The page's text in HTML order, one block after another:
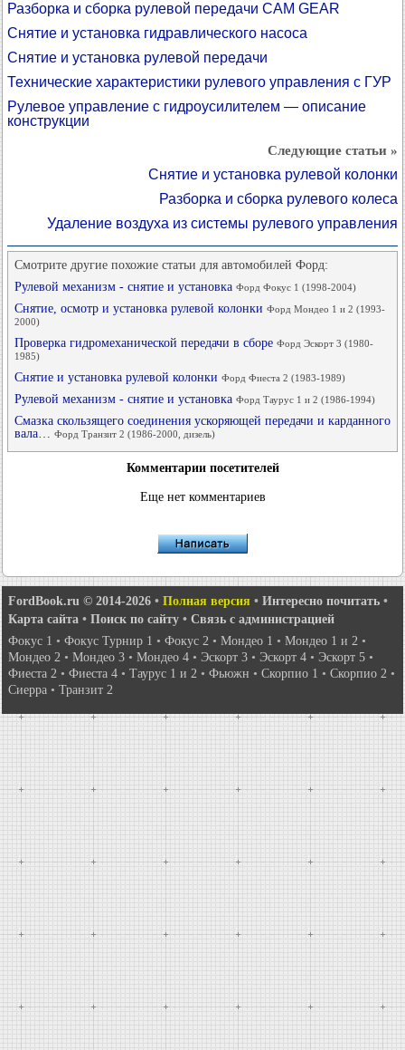
Разборка и сборка рулевой передачи CAM GEAR
Снятие и установка гидравлического насоса
Снятие и установка рулевой передачи
Технические характеристики рулевого управления с ГУР
Рулевое управление с гидроусилителем — описание
конструкции
Следующие статьи »
Снятие и установка рулевой колонки
Разборка и сборка рулевого колеса
Удаление воздуха из системы рулевого управления
Смотрите другие похожие статьи для автомобилей Форд:
Рулевой механизм - снятие и установка Форд Фокус 1 (1998-2004)
Снятие, осмотр и установка рулевой колонки Форд Мондео 1 и 2 (1993-
2000)
Проверка гидромеханической передачи в сборе Форд Эскорт 3 (1980-
1985)
Снятие и установка рулевой колонки Форд Фиеста 2 (1983-1989)
Рулевой механизм - снятие и установка Форд Таурус 1 и 2 (1986-1994)
Смазка скользящего соединения ускоряющей передачи и карданного
вала… Форд Транзит 2 (1986-2000, дизель)
Комментарии посетителей
Еще нет комментариев
FordBook.ru © 2014-2026 • Полная версия • Интересно почитать •
Карта сайта • Поиск по сайту • Связь с администрацией
Фокус 1 • Фокус Турнир 1 • Фокус 2 • Мондео 1 • Мондео 1 и 2 •
Мондео 2 • Мондео 3 • Мондео 4 • Эскорт 3 • Эскорт 4 • Эскорт 5 •
Фиеста 2 • Фиеста 4 • Таурус 1 и 2 • Фьюжн • Скорпио 1 • Скорпио 2 •
Сиерра • Транзит 2